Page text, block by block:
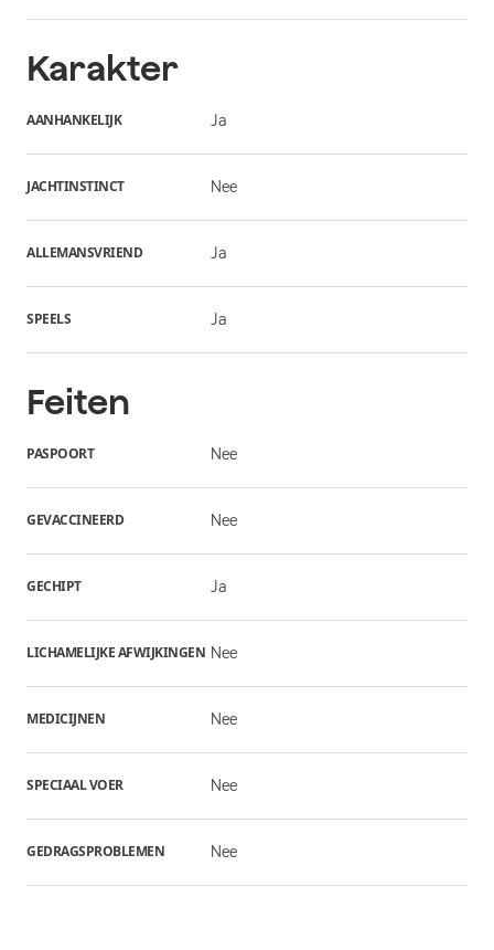
Karakter
AANHANKELIJK Ja
JACHTINSTINCT Nee
ALLEMANSVRIEND Ja
SPEELS Ja
Feiten
PASPOORT Nee
GEVACCINEERD Nee
GECHIPT Ja
LICHAMELIJKE AFWIJKINGEN Nee
MEDICIJNEN Nee
SPECIAAL VOER Nee
GEDRAGSPROBLEMEN Nee